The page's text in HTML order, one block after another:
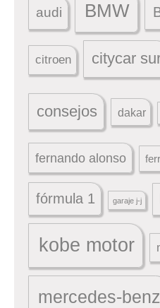
audi BMW
citroen citycar
consejos dakar
fernando alonso
fórmula 1 garaje j-j
kobe motor
mercedes-benz